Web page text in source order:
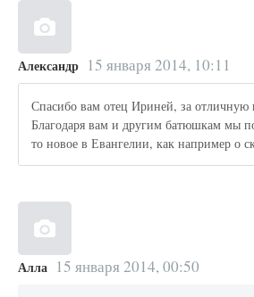
Александр 15 января 2014, 10:11
Спасибо вам отец Ириней, за отличную
Благодаря вам и другим батюшкам мы
то новое в Евангелии, как например о
Алла 15 января 2014, 00:50